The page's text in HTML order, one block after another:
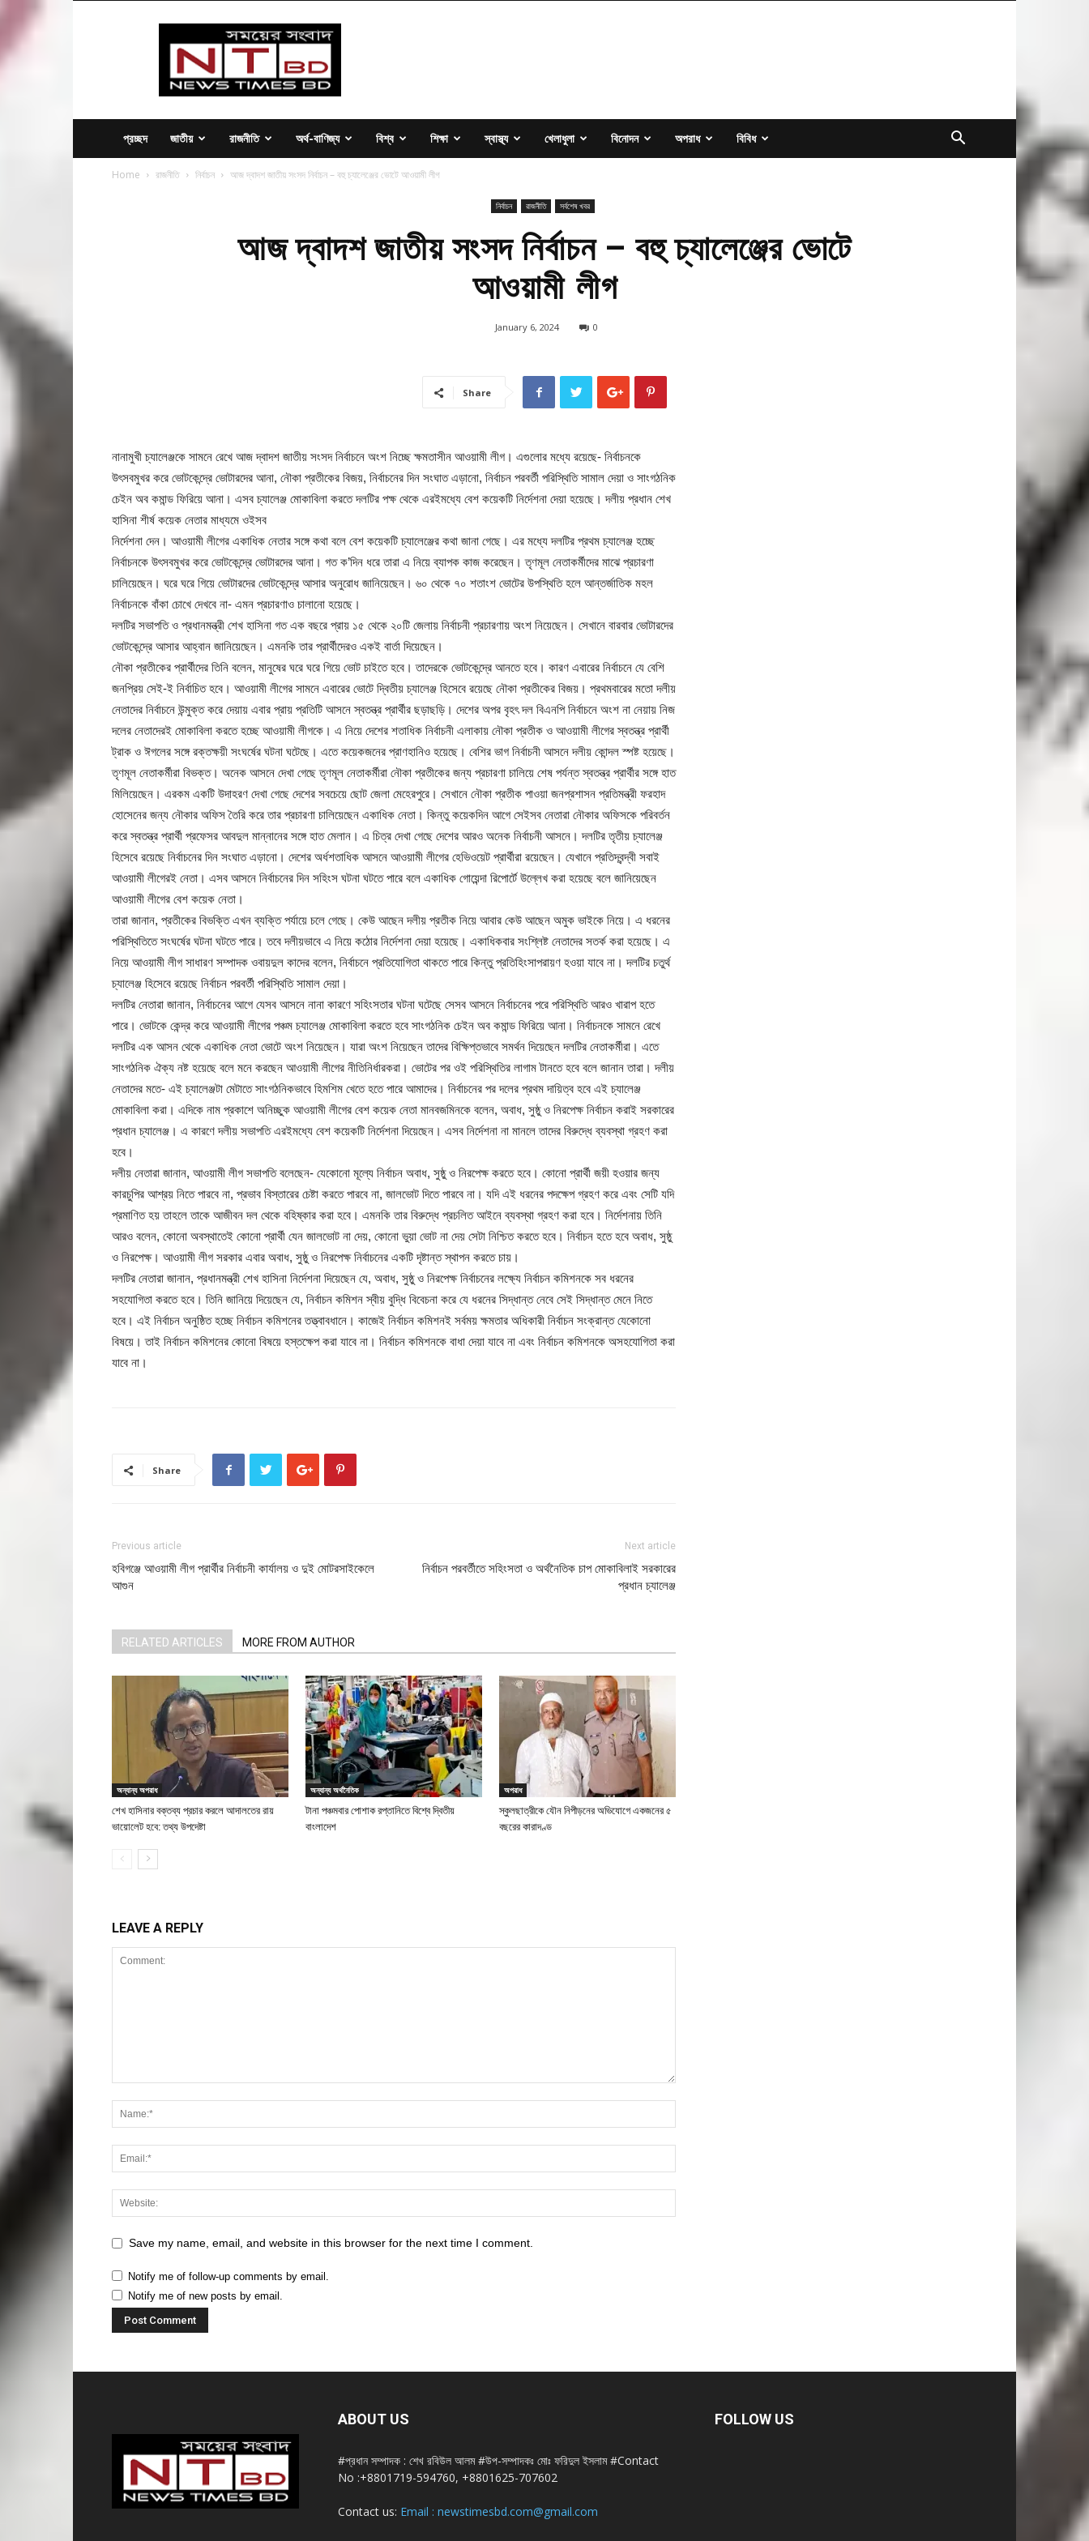
Times
প্রচ্ছদ জাতীয় রাজনীতি অর্থ-বাণিজ্য বিশ্ব শিক্ষা স্বাস্থ্য খেলাধুলা বিনোদন অপরাধ বিবিধ
Home রাজনীতি নির্বাচন আজ দ্বাদশ জাতীয় সংসদ নির্বাচন – বহু চ্যালেঞ্জের ভোটে আওয়ামী লীগ
নির্বাচন রাজনীতি সর্বশেষ খবর
আজ দ্বাদশ জাতীয় সংসদ নির্বাচন – বহু চ্যালেঞ্জের ভোটে
আওয়ামী লীগ
January 6, 2024 0
Share
নানামুখী চ্যালেঞ্জকে সামনে রেখে আজ দ্বাদশ জাতীয় সংসদ নির্বাচনে অংশ নিচ্ছে ক্ষমতাসীন আওয়ামী লীগ। এগুলোর মধ্যে রয়েছে- নির্বাচনকে
উৎসবমুখর করে ভোটকেন্দ্রে ভোটারদের আনা, নৌকা প্রতীকের বিজয়, নির্বাচনের দিন সংঘাত এড়ানো, নির্বাচন পরবর্তী পরিস্থিতি সামাল দেয়া ও সাংগঠনিক
চেইন অব কমান্ড ফিরিয়ে আনা। এসব চ্যালেঞ্জ মোকাবিলা করতে দলটির পক্ষ থেকে এরইমধ্যে বেশ কয়েকটি নির্দেশনা দেয়া হয়েছে। দলীয় প্রধান শেখ
হাসিনা শীর্ষ কয়েক নেতার মাধ্যমে ওইসব
নির্দেশনা দেন। আওয়ামী লীগের একাধিক নেতার সঙ্গে কথা বলে বেশ কয়েকটি চ্যালেঞ্জের কথা জানা গেছে। এর মধ্যে দলটির প্রথম চ্যালেঞ্জ হচ্ছে
নির্বাচনকে উৎসবমুখর করে ভোটকেন্দ্রে ভোটারদের আনা। গত ক’দিন ধরে তারা এ নিয়ে ব্যাপক কাজ করেছেন। তৃণমূল নেতাকর্মীদের মাঝে প্রচারণা
চালিয়েছেন। ঘরে ঘরে গিয়ে ভোটারদের ভোটকেন্দ্রে আসার অনুরোধ জানিয়েছেন। ৬০ থেকে ৭০ শতাংশ ভোটের উপস্থিতি হলে আন্তর্জাতিক মহল
নির্বাচনকে বাঁকা চোখে দেখবে না- এমন প্রচারণাও চালানো হয়েছে।
দলটির সভাপতি ও প্রধানমন্ত্রী শেখ হাসিনা গত এক বছরে প্রায় ১৫ থেকে ২০টি জেলায় নির্বাচনী প্রচারণায় অংশ নিয়েছেন। সেখানে বারবার ভোটারদের
ভোটকেন্দ্রে আসার আহ্বান জানিয়েছেন। এমনকি তার প্রার্থীদেরও একই বার্তা দিয়েছেন।
নৌকা প্রতীকের প্রার্থীদের তিনি বলেন, মানুষের ঘরে ঘরে গিয়ে ভোট চাইতে হবে। তাদেরকে ভোটকেন্দ্রে আনতে হবে। কারণ এবারের নির্বাচনে যে বেশি
জনপ্রিয় সেই-ই নির্বাচিত হবে। আওয়ামী লীগের সামনে এবারের ভোটে দ্বিতীয় চ্যালেঞ্জ হিসেবে রয়েছে নৌকা প্রতীকের বিজয়। প্রথমবারের মতো দলীয়
নেতাদের নির্বাচনে উন্মুক্ত করে দেয়ায় এবার প্রায় প্রতিটি আসনে স্বতন্ত্র প্রার্থীর ছড়াছড়ি। দেশের অপর বৃহৎ দল বিএনপি নির্বাচনে অংশ না নেয়ায় নিজ
দলের নেতাদেরই মোকাবিলা করতে হচ্ছে আওয়ামী লীগকে। এ নিয়ে দেশের শতাধিক নির্বাচনী এলাকায় নৌকা প্রতীক ও আওয়ামী লীগের স্বতন্ত্র প্রার্থী
ট্রাক ও ঈগলের সঙ্গে রক্তক্ষয়ী সংঘর্ষের ঘটনা ঘটেছে। এতে কয়েকজনের প্রাণহানিও হয়েছে। বেশির ভাগ নির্বাচনী আসনে দলীয় কোন্দল স্পষ্ট হয়েছে।
তৃণমূল নেতাকর্মীরা বিভক্ত। অনেক আসনে দেখা গেছে তৃণমূল নেতাকর্মীরা নৌকা প্রতীকের জন্য প্রচারণা চালিয়ে শেষ পর্যন্ত স্বতন্ত্র প্রার্থীর সঙ্গে হাত
মিলিয়েছেন। এরকম একটি উদাহরণ দেখা গেছে দেশের সবচেয়ে ছোট জেলা মেহেরপুরে। সেখানে নৌকা প্রতীক পাওয়া জনপ্রশাসন প্রতিমন্ত্রী ফরহাদ
হোসেনের জন্য নৌকার অফিস তৈরি করে তার প্রচারণা চালিয়েছেন একাধিক নেতা। কিন্তু কয়েকদিন আগে সেইসব নেতারা নৌকার অফিসকে পরিবর্তন
করে স্বতন্ত্র প্রার্থী প্রফেসর আবদুল মান্নানের সঙ্গে হাত মেলান। এ চিত্র দেখা গেছে দেশের আরও অনেক নির্বাচনী আসনে। দলটির তৃতীয় চ্যালেঞ্জ
হিসেবে রয়েছে নির্বাচনের দিন সংঘাত এড়ানো। দেশের অর্ধশতাধিক আসনে আওয়ামী লীগের হেভিওয়েট প্রার্থীরা রয়েছেন। যেখানে প্রতিদ্বন্দ্বী সবাই
আওয়ামী লীগেরই নেতা। এসব আসনে নির্বাচনের দিন সহিংস ঘটনা ঘটতে পারে বলে একাধিক গোয়েন্দা রিপোর্টে উল্লেখ করা হয়েছে বলে জানিয়েছেন
আওয়ামী লীগের বেশ কয়েক নেতা।
তারা জানান, প্রতীকের বিভক্তি এখন ব্যক্তি পর্যায়ে চলে গেছে। কেউ আছেন দলীয় প্রতীক নিয়ে আবার কেউ আছেন অমুক ভাইকে নিয়ে। এ ধরনের
পরিস্থিতিতে সংঘর্ষের ঘটনা ঘটতে পারে। তবে দলীয়ভাবে এ নিয়ে কঠোর নির্দেশনা দেয়া হয়েছে। একাধিকবার সংশ্লিষ্ট নেতাদের সতর্ক করা হয়েছে। এ
নিয়ে আওয়ামী লীগ সাধারণ সম্পাদক ওবায়দুল কাদের বলেন, নির্বাচনে প্রতিযোগিতা থাকতে পারে কিন্তু প্রতিহিংসাপরায়ণ হওয়া যাবে না। দলটির চতুর্থ
চ্যালেঞ্জ হিসেবে রয়েছে নির্বাচন পরবর্তী পরিস্থিতি সামাল দেয়া।
দলটির নেতারা জানান, নির্বাচনের আগে যেসব আসনে নানা কারণে সহিংসতার ঘটনা ঘটেছে সেসব আসনে নির্বাচনের পরে পরিস্থিতি আরও খারাপ হতে
পারে। ভোটকে কেন্দ্র করে আওয়ামী লীগের পঞ্চম চ্যালেঞ্জ মোকাবিলা করতে হবে সাংগঠনিক চেইন অব কমান্ড ফিরিয়ে আনা। নির্বাচনকে সামনে রেখে
দলটির এক আসন থেকে একাধিক নেতা ভোটে অংশ নিয়েছেন। যারা অংশ নিয়েছেন তাদের বিক্ষিপ্তভাবে সমর্থন দিয়েছেন দলটির নেতাকর্মীরা। এতে
সাংগঠনিক ঐক্য নষ্ট হয়েছে বলে মনে করছেন আওয়ামী লীগের নীতিনির্ধারকরা। ভোটের পর ওই পরিস্থিতির লাগাম টানতে হবে বলে জানান তারা। দলীয়
নেতাদের মতে- এই চ্যালেঞ্জটা মেটাতে সাংগঠনিকভাবে হিমশিম খেতে হতে পারে আমাদের। নির্বাচনের পর দলের প্রথম দায়িত্ব হবে এই চ্যালেঞ্জ
মোকাবিলা করা। এদিকে নাম প্রকাশে অনিচ্ছুক আওয়ামী লীগের বেশ কয়েক নেতা মানবজমিনকে বলেন, অবাধ, সুষ্ঠু ও নিরপেক্ষ নির্বাচন করাই সরকারের
প্রধান চ্যালেঞ্জ। এ কারণে দলীয় সভাপতি এরইমধ্যে বেশ কয়েকটি নির্দেশনা দিয়েছেন। এসব নির্দেশনা না মানলে তাদের বিরুদ্ধে ব্যবস্থা গ্রহণ করা
হবে।
দলীয় নেতারা জানান, আওয়ামী লীগ সভাপতি বলেছেন- যেকোনো মূল্যে নির্বাচন অবাধ, সুষ্ঠু ও নিরপেক্ষ করতে হবে। কোনো প্রার্থী জয়ী হওয়ার জন্য
কারচুপির আশ্রয় নিতে পারবে না, প্রভাব বিস্তারের চেষ্টা করতে পারবে না, জালভোট দিতে পারবে না। যদি এই ধরনের পদক্ষেপ গ্রহণ করে এবং সেটি যদি
প্রমাণিত হয় তাহলে তাকে আজীবন দল থেকে বহিষ্কার করা হবে। এমনকি তার বিরুদ্ধে প্রচলিত আইনে ব্যবস্থা গ্রহণ করা হবে। নির্দেশনায় তিনি
আরও বলেন, কোনো অবস্থাতেই কোনো প্রার্থী যেন জালভোট না দেয়, কোনো ভুয়া ভোট না দেয় সেটা নিশ্চিত করতে হবে। নির্বাচন হতে হবে অবাধ, সুষ্ঠু
ও নিরপেক্ষ। আওয়ামী লীগ সরকার এবার অবাধ, সুষ্ঠু ও নিরপেক্ষ নির্বাচনের একটি দৃষ্টান্ত স্থাপন করতে চায়।
দলটির নেতারা জানান, প্রধানমন্ত্রী শেখ হাসিনা নির্দেশনা দিয়েছেন যে, অবাধ, সুষ্ঠু ও নিরপেক্ষ নির্বাচনের লক্ষ্যে নির্বাচন কমিশনকে সব ধরনের
সহযোগিতা করতে হবে। তিনি জানিয়ে দিয়েছেন যে, নির্বাচন কমিশন স্বীয় বুদ্ধি বিবেচনা করে যে ধরনের সিদ্ধান্ত নেবে সেই সিদ্ধান্ত মেনে নিতে
হবে। এই নির্বাচন অনুষ্ঠিত হচ্ছে নির্বাচন কমিশনের তত্ত্বাবধানে। কাজেই নির্বাচন কমিশনই সর্বময় ক্ষমতার অধিকারী নির্বাচন সংক্রান্ত যেকোনো
বিষয়ে। তাই নির্বাচন কমিশনের কোনো বিষয়ে হস্তক্ষেপ করা যাবে না। নির্বাচন কমিশনকে বাধা দেয়া যাবে না এবং নির্বাচন কমিশনকে অসহযোগিতা করা
যাবে না।
Share
Previous article
হবিগঞ্জে আওয়ামী লীগ প্রার্থীর নির্বাচনী কার্যালয় ও দুই মোটরসাইকেলে
আগুন
Next article
নির্বাচন পরবর্তীতে সহিংসতা ও অর্থনৈতিক চাপ মোকাবিলাই সরকারের
প্রধান চ্যালেঞ্জ
RELATED ARTICLES MORE FROM AUTHOR
অন্যান্য অপরাধ
শেখ হাসিনার বক্তব্য প্রচার করলে আদালতের রায়
ভায়োলেট হবে: তথ্য উপদেষ্টা
অন্যান্য অর্থনৈতিক
টানা পঞ্চমবার পোশাক রপ্তানিতে বিশ্বে দ্বিতীয়
বাংলাদেশ
অপরাধ
স্কুলছাত্রীকে যৌন নিপীড়নের অভিযোগে একজনের ৫
বছরের কারাদণ্ড
LEAVE A REPLY
Save my name, email, and website in this browser for the next time I comment.
Notify me of follow-up comments by email.
Notify me of new posts by email.
ABOUT US
#প্রধান সম্পাদক : শেখ রবিউল আলম #উপ-সম্পাদকঃ মোঃ ফরিদুল ইসলাম #Contact
No :+8801719-594760, +8801625-707602
Contact us: Email : newstimesbd.com@gmail.com
FOLLOW US